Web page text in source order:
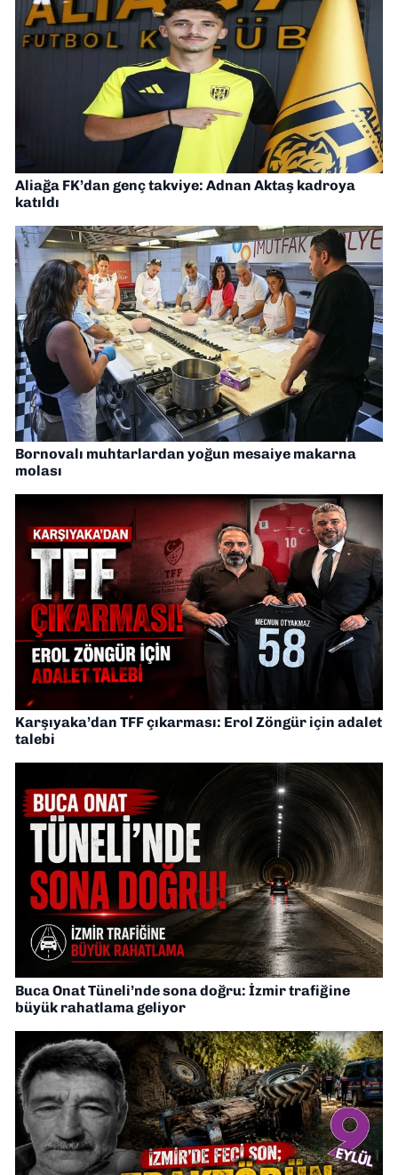
Aliağa FK’dan genç takviye: Adnan Aktaş kadroya
katıldı
Bornovalı muhtarlardan yoğun mesaiye makarna
molası
Karşıyaka’dan TFF çıkarması: Erol Zöngür için adalet
talebi
Buca Onat Tüneli’nde sona doğru: İzmir trafiğine
büyük rahatlama geliyor